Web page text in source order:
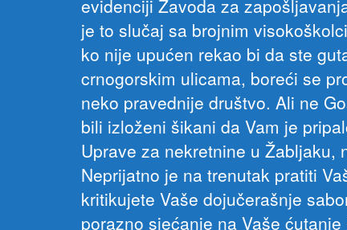
evidenciji Zavoda za
je to slučaj sa brojnim
ko nije upućen rekao bi da ste
crnogorskim ulicama, boreći se
neko pravednije društvo. Ali ne
bili izloženi šikani da Vam je
Uprave za nekretnine u Žabljaku,
Neprijatno je na trenutak pratiti
kritikujete Vaše dojučerašnje
porazno sjećanje na Vaše